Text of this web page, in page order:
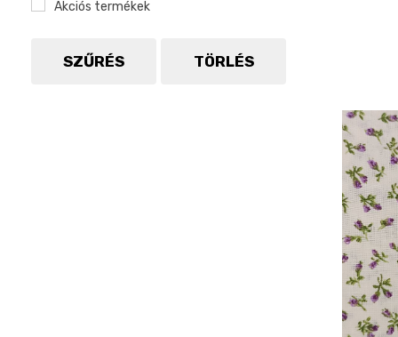
Szürke
antracit szürke
Akciós termékek
SZŰRÉS TÖRLÉS